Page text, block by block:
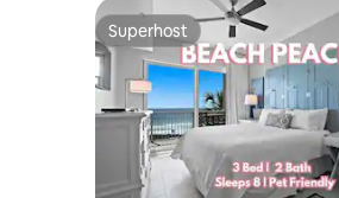
Superhost
Superhost